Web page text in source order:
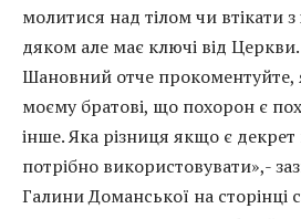
молитися над тілом чи втікати
дяком але має ключі від Церкви.
Шановний отче прокоментуйте,
моєму братові, що похорон є
інше. Яка різниця якщо є
потрібно використовувати»,-
Галини Доманської на сторінці